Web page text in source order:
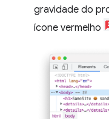
gravidade do
ícone vermelho